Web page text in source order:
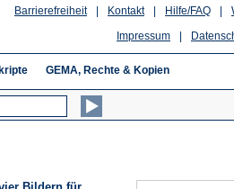
Hilfe/FAQ
Kontakt
Barrierefreiheit
Impressum
GEMA, Rechte & Kopien